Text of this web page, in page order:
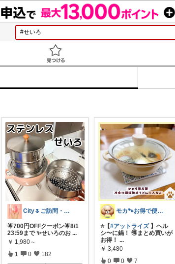
City🌷ご訪問・経由購入感謝です✨
🌟700円OFFクーポン🌟8/1
23:59まで ✨せいろのお ...
￥ 1,980～
1 0 182
モカ🐾お得で便利💛犬とのおうち時間
⭐️【#アットライズ】ヘル
シ〜に鍋！ 🉐まとめ買いが
お得！...
￥ 3,480
0 0 7